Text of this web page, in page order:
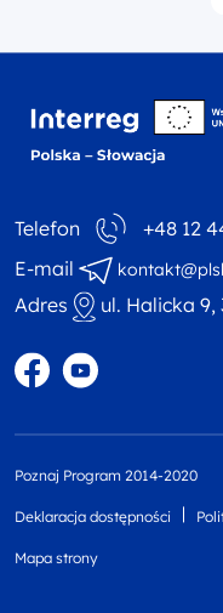
Telefon
+48 12
E-mail
Adres ul. Halicka 9,
Profil w portalu Facebook
Profil w portalu
Poznaj Program 2014-2020
Deklaracja dostępności
Mapa strony